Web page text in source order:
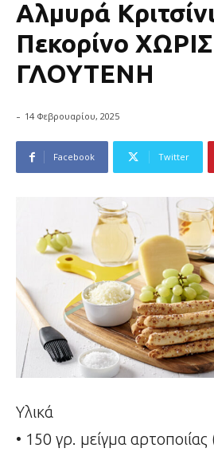
Αλμυρά
Πεκορίνο ΧΩΡΙΣ
ΓΛΟΥΤΕΝΗ
- 14 Φεβρουαρίου, 2025
Facebook Twitter
Υλικά
• 150 γρ. μείγμα